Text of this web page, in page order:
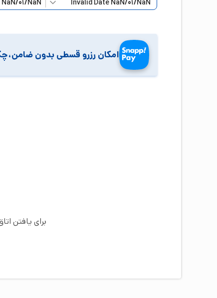
امکان رزرو قسطی بدون
برای یافتن